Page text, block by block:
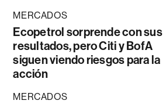
MERCADOS
Ecopetrol sorprende con sus
resultados, pero Citi y BofA
siguen viendo riesgos para la
acción
MERCADOS